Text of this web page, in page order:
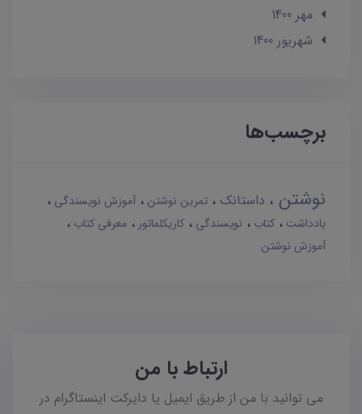
مهر 1400
شهریور 1400
برچسب‌ها
نوشتن داستانک تمرین نوشتن
آموزش نویسندگی
یادداشت
کتاب نویسندگی کاریکلماتور
معرفی کتاب
آموزش نوشتن
ارتباط با من
می توانید با من از طریق ایمیل یا دایرکت اینستاگرام در